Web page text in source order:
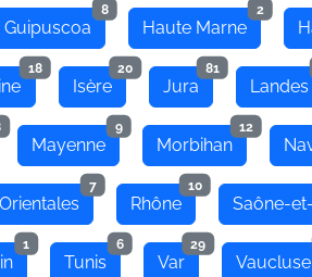
Guipuscoa
8
Haute Marne
2
18
Isère
20
Jura
81
Landes
Mayenne
9
Morbihan
12
7
Rhône
10
Saône-
1
Tunis
6
Var
29
Vaucluse